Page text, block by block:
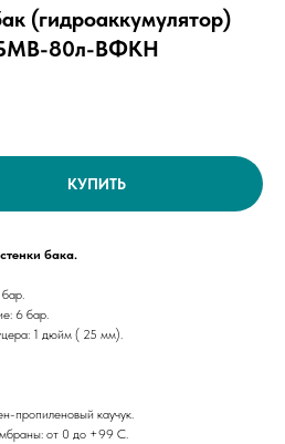
(гидроаккумулятор)
БМВ-80л-ВФКН
КУПИТЬ
бака.
6 бар.
1 дюйм ( 25 мм).
пропиленовый каучук.
от 0 до +99 С.